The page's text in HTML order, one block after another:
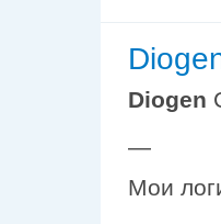
Diogen
—
Мои